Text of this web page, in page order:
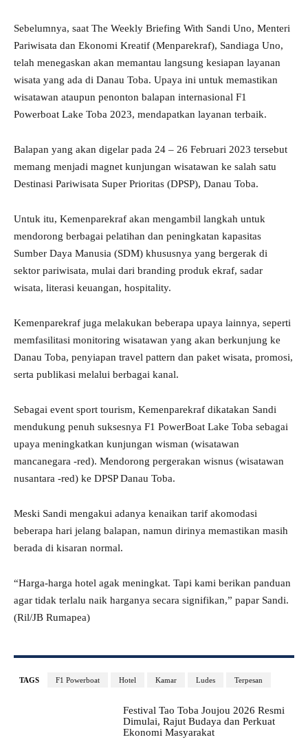
Sebelumnya, saat The Weekly Briefing With Sandi Uno, Menteri
Pariwisata dan Ekonomi Kreatif (Menparekraf), Sandiaga Uno,
telah menegaskan akan memantau langsung kesiapan layanan
wisata yang ada di Danau Toba. Upaya ini untuk memastikan
wisatawan ataupun penonton balapan internasional F1
Powerboat Lake Toba 2023, mendapatkan layanan terbaik.
Balapan yang akan digelar pada 24 – 26 Februari 2023 tersebut
memang menjadi magnet kunjungan wisatawan ke salah satu
Destinasi Pariwisata Super Prioritas (DPSP), Danau Toba.
Untuk itu, Kemenparekraf akan mengambil langkah untuk
mendorong berbagai pelatihan dan peningkatan kapasitas
Sumber Daya Manusia (SDM) khususnya yang bergerak di
sektor pariwisata, mulai dari branding produk ekraf, sadar
wisata, literasi keuangan, hospitality.
Kemenparekraf juga melakukan beberapa upaya lainnya, seperti
memfasilitasi monitoring wisatawan yang akan berkunjung ke
Danau Toba, penyiapan travel pattern dan paket wisata, promosi,
serta publikasi melalui berbagai kanal.
Sebagai event sport tourism, Kemenparekraf dikatakan Sandi
mendukung penuh suksesnya F1 PowerBoat Lake Toba sebagai
upaya meningkatkan kunjungan wisman (wisatawan
mancanegara -red). Mendorong pergerakan wisnus (wisatawan
nusantara -red) ke DPSP Danau Toba.
Meski Sandi mengakui adanya kenaikan tarif akomodasi
beberapa hari jelang balapan, namun dirinya memastikan masih
berada di kisaran normal.
“Harga-harga hotel agak meningkat. Tapi kami berikan panduan
agar tidak terlalu naik harganya secara signifikan,” papar Sandi.
(Ril/JB Rumapea)
TAGS F1 Powerboat Hotel Kamar Ludes Terpesan
Festival Tao Toba Joujou 2026 Resmi
Dimulai, Rajut Budaya dan Perkuat
Ekonomi Masyarakat